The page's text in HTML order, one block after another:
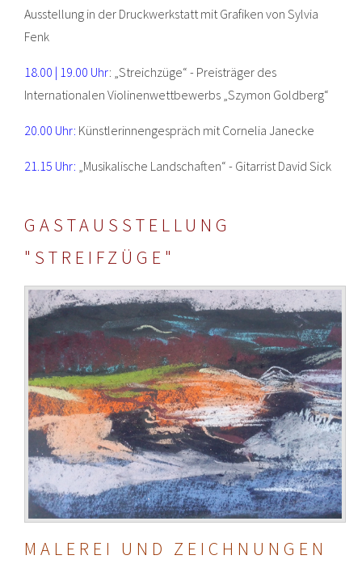
Ausstellung in der Druckwerkstatt mit Grafiken von Sylvia
Fenk
18.00 | 19.00 Uhr: „Streichzüge“ - Preisträger des
Internationalen Violinenwettbewerbs „Szymon Goldberg“
20.00 Uhr: Künstlerinnengespräch mit Cornelia Janecke
21.15 Uhr: „Musikalische Landschaften“ - Gitarrist David Sick
GASTAUSSTELLUNG
"STREIFZÜGE"
MALEREI UND ZEICHNUNGEN